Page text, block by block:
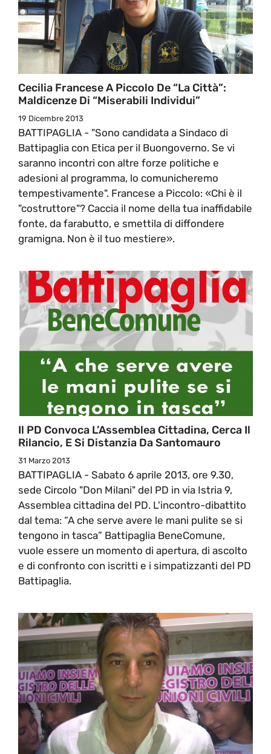
Cecilia Francese A Piccolo De “La Città”:
Maldicenze Di “miserabili Individui”
19 Dicembre 2013
BATTIPAGLIA - "Sono candidata a Sindaco di
Battipaglia con Etica per il Buongoverno. Se vi
saranno incontri con altre forze politiche e
adesioni al programma, lo comunicheremo
tempestivamente". Francese a Piccolo: «Chi è il
"costruttore"? Caccia il nome della tua inaffidabile
fonte, da farabutto, e smettila di diffondere
gramigna. Non è il tuo mestiere».
Il PD Convoca L’Assemblea Cittadina, Cerca Il
Rilancio, E Si Distanzia Da Santomauro
31 Marzo 2013
BATTIPAGLIA - Sabato 6 aprile 2013, ore 9.30,
sede Circolo "Don Milani" del PD in via Istria 9,
Assemblea cittadina del PD. L'incontro-dibattito
dal tema: “A che serve avere le mani pulite se si
tengono in tasca” Battipaglia BeneComune,
vuole essere un momento di apertura, di ascolto
e di confronto con iscritti e i simpatizzanti del PD
Battipaglia.